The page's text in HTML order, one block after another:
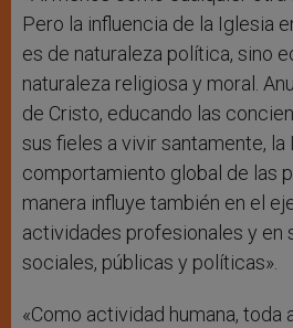
Pero la influencia de la Iglesia
es de naturaleza política, sino
naturaleza religiosa y moral.
de Cristo, educando las
sus fieles a vivir santamente, la
comportamiento global de las
manera influye también en el
actividades profesionales y en
sociales, públicas y políticas».
«Como actividad humana,